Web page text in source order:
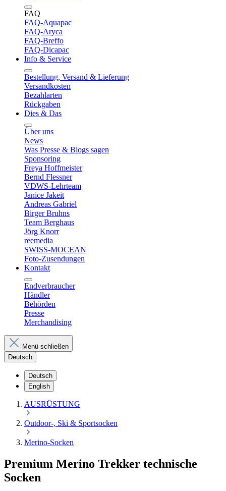
FAQ
FAQ-Aquapac
FAQ-Aryca
FAQ-Breffo
FAQ-Dicapac
Info & Service
Bestellung, Versand & Lieferung
Versandkosten
Bezahlarten
Rückgaben
Dies & Das
Über uns
News
Was Presse & Blogs sagen
Sponsoring
Freya Hoffmeister
Bernd Flessner
VDWS-Lehrteam
Janice Jakeit
Andreas Gabriel
Birger Bruhns
Team Berghaus
Jörg Knorr
reemedia
SWISS-MOCEAN
Foto-Zusendungen
Kontakt
Endverbraucher
Händler
Behörden
Presse
Merchandising
Menü schließen
Deutsch
Deutsch
English
AUSRÜSTUNG
Outdoor-, Ski & Sportsocken
Merino-Socken
Premium Merino Trekker technische
Socken